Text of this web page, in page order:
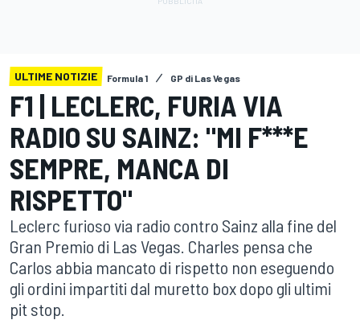
ULTIME NOTIZIE Formula 1 GP di Las Vegas
F1 | LECLERC, FURIA VIA
RADIO SU SAINZ: "MI F***E
SEMPRE, MANCA DI
RISPETTO"
Leclerc furioso via radio contro Sainz alla fine del
Gran Premio di Las Vegas. Charles pensa che
Carlos abbia mancato di rispetto non eseguendo
gli ordini impartiti dal muretto box dopo gli ultimi
pit stop.